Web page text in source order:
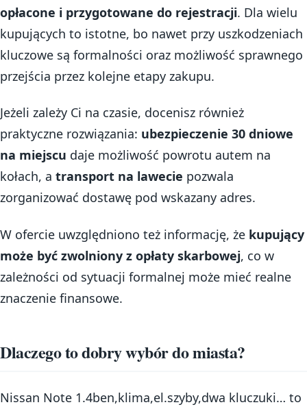
opłacone i przygotowane do rejestracji. Dla wielu
kupujących to istotne, bo nawet przy uszkodzeniach
kluczowe są formalności oraz możliwość sprawnego
przejścia przez kolejne etapy zakupu.
Jeżeli zależy Ci na czasie, docenisz również
praktyczne rozwiązania: ubezpieczenie 30 dniowe
na miejscu daje możliwość powrotu autem na
kołach, a transport na lawecie pozwala
zorganizować dostawę pod wskazany adres.
W ofercie uwzględniono też informację, że kupujący
może być zwolniony z opłaty skarbowej, co w
zależności od sytuacji formalnej może mieć realne
znaczenie finansowe.
Dlaczego to dobry wybór do miasta?
Nissan Note 1.4ben,klima,el.szyby,dwa kluczuki… to